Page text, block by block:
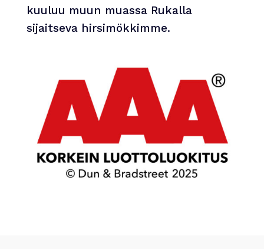
kuuluu muun muassa Rukalla
sijaitseva hirsimökkimme.